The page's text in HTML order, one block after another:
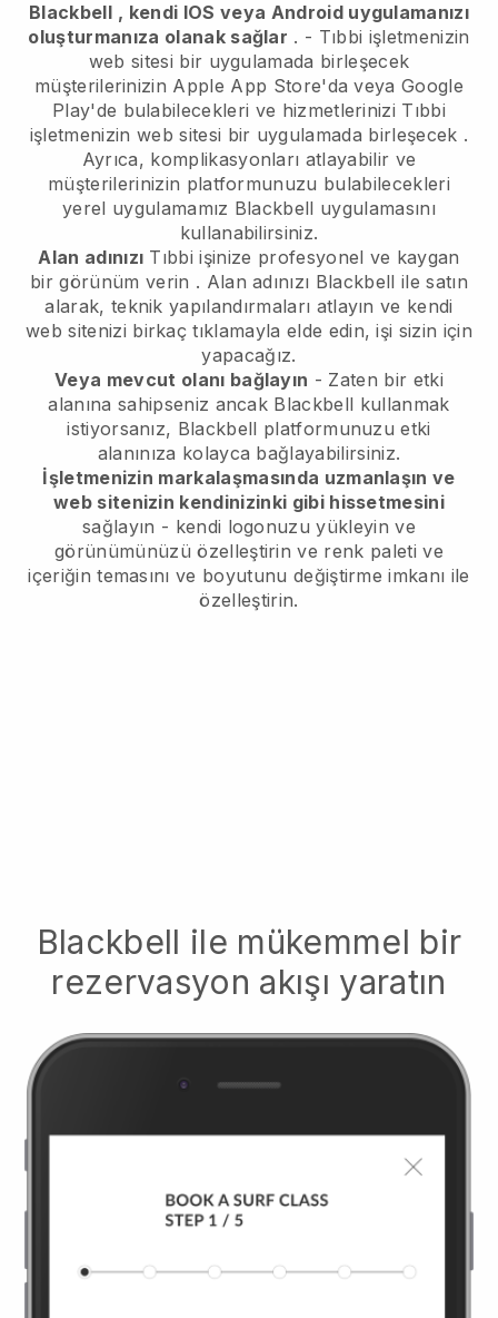
Blackbell , kendi IOS veya Android uygulamanızı
oluşturmanıza olanak sağlar . - Tıbbi işletmenizin
web sitesi bir uygulamada birleşecek
müşterilerinizin Apple App Store'da veya Google
Play'de bulabilecekleri ve hizmetlerinizi Tıbbi
işletmenizin web sitesi bir uygulamada birleşecek .
Ayrıca, komplikasyonları atlayabilir ve
müşterilerinizin platformunuzu bulabilecekleri
yerel uygulamamız Blackbell uygulamasını
kullanabilirsiniz.
Alan adınızı Tıbbi işinize profesyonel ve kaygan
bir görünüm verin . Alan adınızı Blackbell ile satın
alarak, teknik yapılandırmaları atlayın ve kendi
web sitenizi birkaç tıklamayla elde edin, işi sizin için
yapacağız.
Veya mevcut olanı bağlayın - Zaten bir etki
alanına sahipseniz ancak Blackbell kullanmak
istiyorsanız, Blackbell platformunuzu etki
alanınıza kolayca bağlayabilirsiniz.
İşletmenizin markalaşmasında uzmanlaşın ve
web sitenizin kendinizinki gibi hissetmesini
sağlayın - kendi logonuzu yükleyin ve
görünümünüzü özelleştirin ve renk paleti ve
içeriğin temasını ve boyutunu değiştirme imkanı ile
özelleştirin.
Blackbell ile mükemmel bir
rezervasyon akışı yaratın